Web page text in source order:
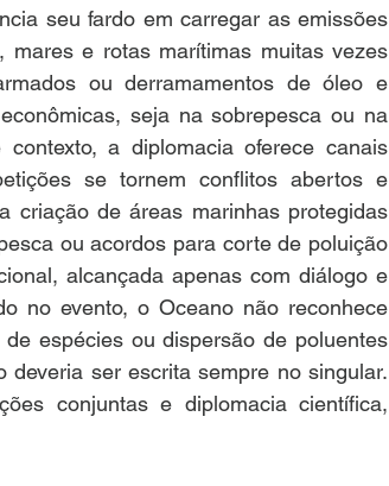
seu fardo em carregar as emissões
e rotas marítimas muitas vezes
ou derramamentos de óleo e
seja na sobrepesca ou na
a diplomacia oferece canais
se tornem conflitos abertos e
criação de áreas marinhas protegidas
ou acordos para corte de poluição
alcançada apenas com diálogo e
no evento, o Oceano não reconhece
espécies ou dispersão de poluentes
ser escrita sempre no singular.
conjuntas e diplomacia científica,